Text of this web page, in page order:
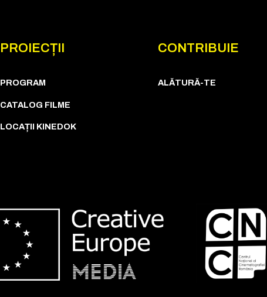
PROIECȚII
PROGRAM
CATALOG FILME
LOCAȚII KINEDOK
CONTRIBUIE
ALĂTURĂ-TE